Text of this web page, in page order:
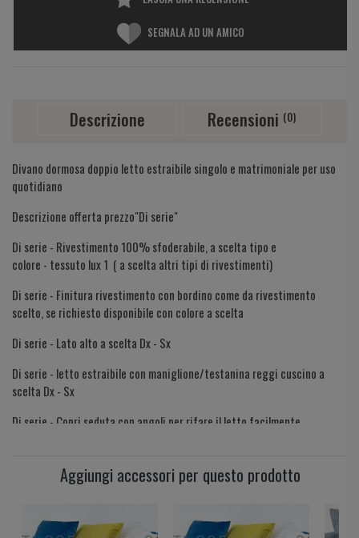
SEGNALA AD UN AMICO
Descrizione Recensioni (0)
Divano dormosa doppio letto estraibile singolo e matrimoniale per uso
quotidiano
Descrizione offerta prezzo"Di serie"
Di serie - Rivestimento 100% sfoderabile, a scelta tipo e
colore - tessuto lux 1 ( a scelta altri tipi di rivestimenti)
Di serie - Finitura rivestimento con bordino come da rivestimento
scelto, se richiesto disponibile con colore a scelta
Di serie - Lato alto a scelta Dx - Sx
Di serie - letto estraibile con maniglione/testanina reggi cuscino a
scelta Dx - Sx
Di serie - Copri seduta con angoli per rifare il letto facilmente
Di serie - Senza materassi ( a scelta 3 tipologie di comfort)
Aggiungi accessori per questo prodotto